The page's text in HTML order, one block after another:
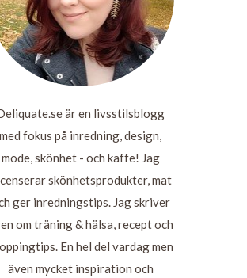
är en livsstilsblogg
med fokus på inredning, design,
mode, skönhet - och kaffe! Jag
skönhetsprodukter, mat
ger inredningstips. Jag skriver
om träning & hälsa, recept och
En hel del vardag men
även mycket inspiration och